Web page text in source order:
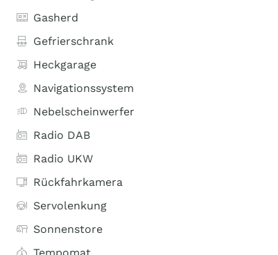
Gasherd
Gefrierschrank
Heckgarage
Navigationssystem
Nebelscheinwerfer
Radio DAB
Radio UKW
Rückfahrkamera
Servolenkung
Sonnenstore